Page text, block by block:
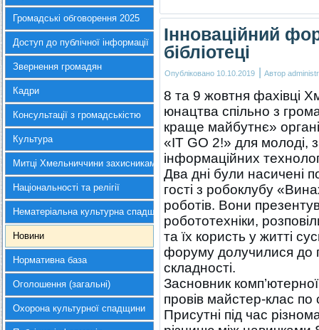
Громадські обговорення 2025
Доступ до публічної інформації
Звернення громадян
Кадри
Консультації з громадськістю
Культура
Митці Хмельниччини захисникам України
Національності та релігії
Нематеріальна культурна спадщина
Новини
Нормативна база
Оголошення (загальні)
Охорона культурної спадщини
Інноваційний
бібліотеці
Опубліковано 10.10.2019 | Автор
8 та 9 жовтня фахівці
юнацтва спільно з
краще майбутнє»
«IT GO 2!» для молоді,
інформаційних
Два дні були насичені
гості з робоклубу
роботів. Вони
робототехніки,
та їх користь у житті
форуму долучилися до
складності.
Засновник
провів майстер-клас
Присутні під час